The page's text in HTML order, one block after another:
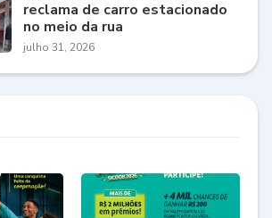
reclama de carro estacionado
no meio da rua
julho 31, 2026